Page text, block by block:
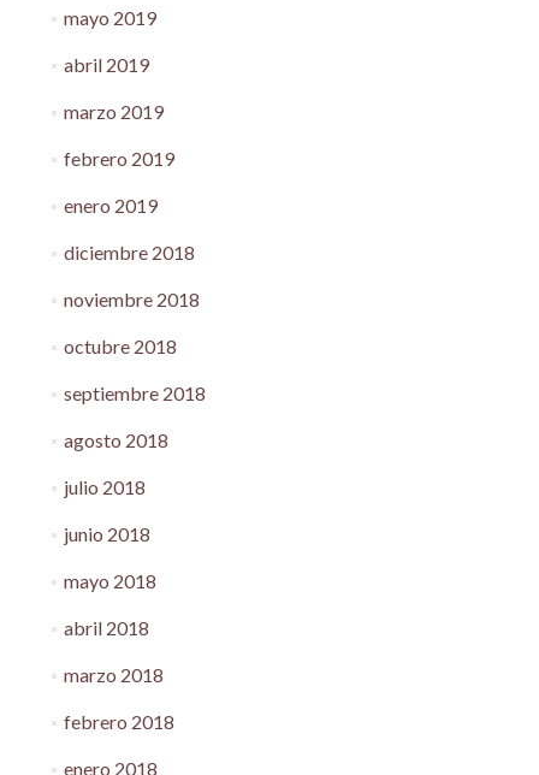
mayo 2019
abril 2019
marzo 2019
febrero 2019
enero 2019
diciembre 2018
noviembre 2018
octubre 2018
septiembre 2018
agosto 2018
julio 2018
junio 2018
mayo 2018
abril 2018
marzo 2018
febrero 2018
enero 2018